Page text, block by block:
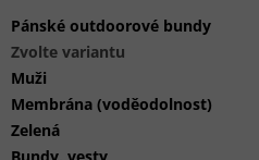
Pánské outdoorové bundy
Zvolte variantu
Muži
Membrána (voděodolnost)
Zelená